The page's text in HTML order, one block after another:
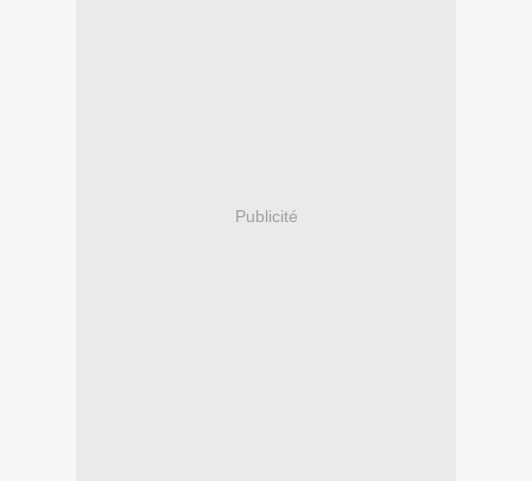
Publicité